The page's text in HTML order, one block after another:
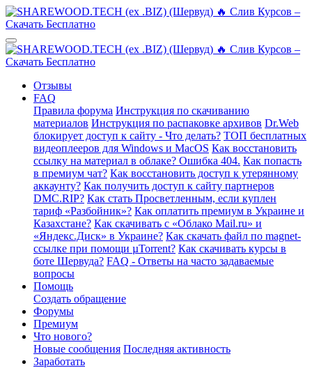
Отзывы
FAQ
Правила форума Инструкция по скачиванию
материалов Инструкция по распаковке архивов Dr.Web
блокирует доступ к сайту - Что делать? ТОП бесплатных
видеоплееров для Windows и MacOS Как восстановить
ссылку на материал в облаке? Ошибка 404. Как попасть
в премиум чат? Как восстановить доступ к утерянному
аккаунту? Как получить доступ к сайту партнеров
DMC.RIP? Как стать Просветленным, если куплен
тариф «Разбойник»? Как оплатить премиум в Украине и
Казахстане? Как скачивать с «Облако Mail.ru» и
«Яндекс.Диск» в Украине? Как скачать файл по magnet-
ссылке при помощи µTorrent? Как скачивать курсы в
боте Шервуда? FAQ - Ответы на часто задаваемые
вопросы
Помощь
Создать обращение
Форумы
Премиум
Что нового?
Новые сообщения Последняя активность
Заработать